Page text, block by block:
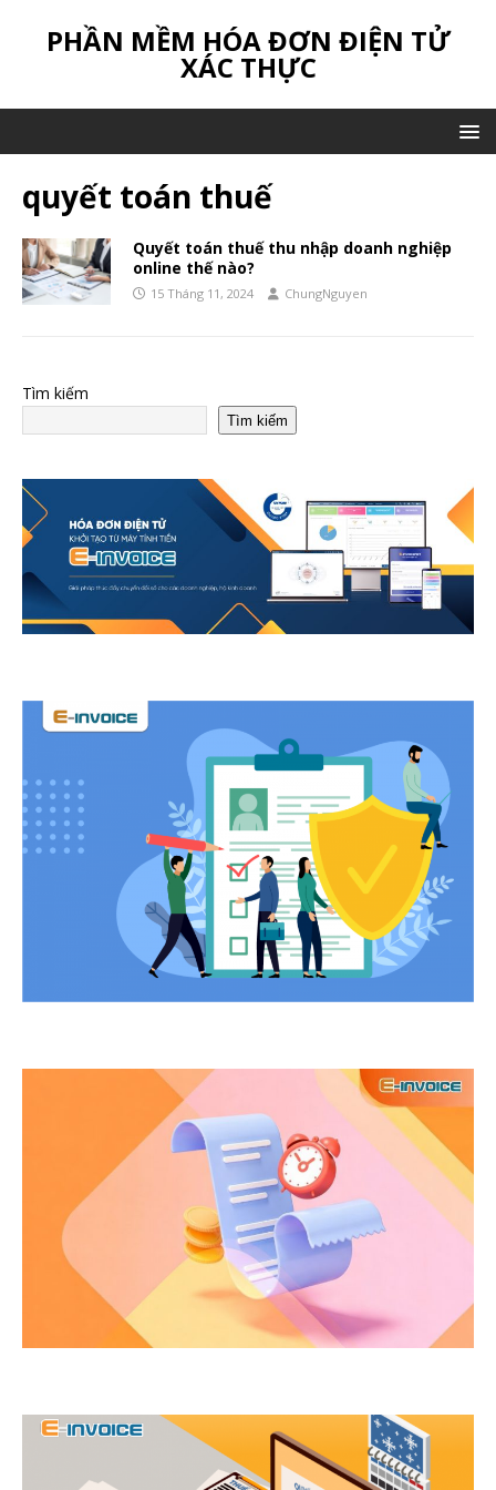
PHẦN MỀM HÓA ĐƠN ĐIỆN TỬ
XÁC THỰC
quyết toán thuế
Quyết toán thuế thu nhập doanh nghiệp
online thế nào?
15 Tháng 11, 2024 ChungNguyen
Tìm kiếm
Tìm kiếm